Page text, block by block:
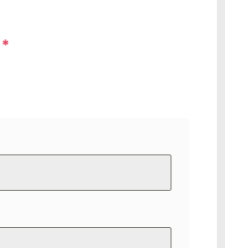
*